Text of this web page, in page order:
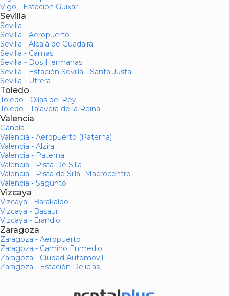
Vigo - Estación Guixar
Sevilla
Sevilla
Sevilla - Aeropuerto
Sevilla - Alcalá de Guadaira
Sevilla - Camas
Sevilla - Dos Hermanas
Sevilla - Estación Sevilla - Santa Justa
Sevilla - Utrera
Toledo
Toledo - Olías del Rey
Toledo - Talavera de la Reina
Valencia
Gandía
Valencia - Aeropuerto (Paterna)
Valencia - Alzira
Valencia - Paterna
Valencia - Pista De Silla
Valencia - Pista de Silla -Macrocentro
Valencia - Sagunto
Vizcaya
Vizcaya - Barakaldo
Vizcaya - Basauri
Vizcaya - Erandio
Zaragoza
Zaragoza - Aeropuerto
Zaragoza - Camino Enmedio
Zaragoza - Ciudad Automóvil
Zaragoza - Estación Delicias